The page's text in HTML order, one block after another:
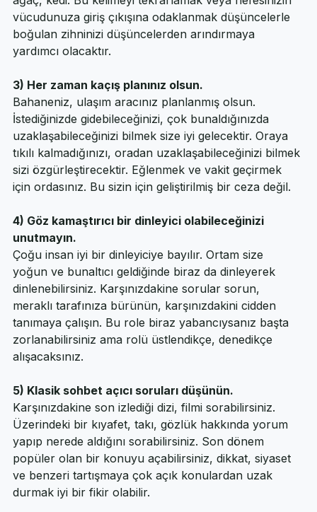
bir sözcük de seçebilirsiniz, mesela; gri, pembe,
ağaç, kedi. Bu kelimeyi tekrarlamak veya nefesinizin
vücudunuza giriş çıkışına odaklanmak düşüncelerle
boğulan zihninizi düşüncelerden arındırmaya
yardımcı olacaktır.
3) Her zaman kaçış planınız olsun.
Bahaneniz, ulaşım aracınız planlanmış olsun.
İstediğinizde gidebileceğinizi, çok bunaldığınızda
uzaklaşabileceğinizi bilmek size iyi gelecektir. Oraya
tıkılı kalmadığınızı, oradan uzaklaşabileceğinizi bilmek
sizi özgürleştirecektir. Eğlenmek ve vakit geçirmek
için ordasınız. Bu sizin için geliştirilmiş bir ceza değil.
4) Göz kamaştırıcı bir dinleyici olabileceğinizi
unutmayın.
Çoğu insan iyi bir dinleyiciye bayılır. Ortam size
yoğun ve bunaltıcı geldiğinde biraz da dinleyerek
dinlenebilirsiniz. Karşınızdakine sorular sorun,
meraklı tarafınıza bürünün, karşınızdakini cidden
tanımaya çalışın. Bu role biraz yabancıysanız başta
zorlanabilirsiniz ama rolü üstlendikçe, denedikçe
alışacaksınız.
5) Klasik sohbet açıcı soruları düşünün.
Karşınızdakine son izlediği dizi, filmi sorabilirsiniz.
Üzerindeki bir kıyafet, takı, gözlük hakkında yorum
yapıp nerede aldığını sorabilirsiniz. Son dönem
popüler olan bir konuyu açabilirsiniz, dikkat, siyaset
ve benzeri tartışmaya çok açık konulardan uzak